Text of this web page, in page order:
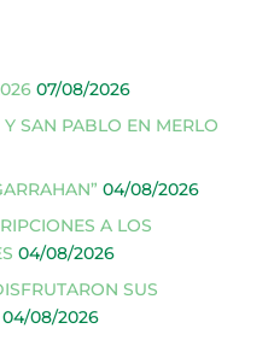
07/08/2026
SAN PABLO EN MERLO
04/08/2026
A LOS
04/08/2026
SUS
04/08/2026